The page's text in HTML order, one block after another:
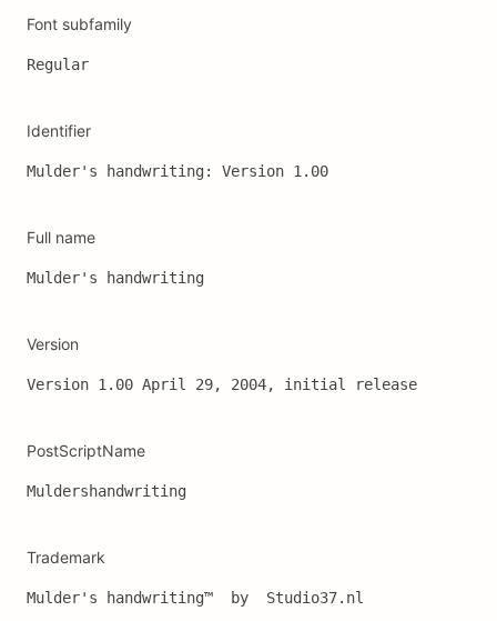
Font subfamily
Regular
Identifier
Mulder's handwriting: Version 1.00
Full name
Mulder's handwriting
Version
Version 1.00 April 29, 2004, initial release
PostScriptName
Muldershandwriting
Trademark
Mulder's handwriting™  by  Studio37.nl